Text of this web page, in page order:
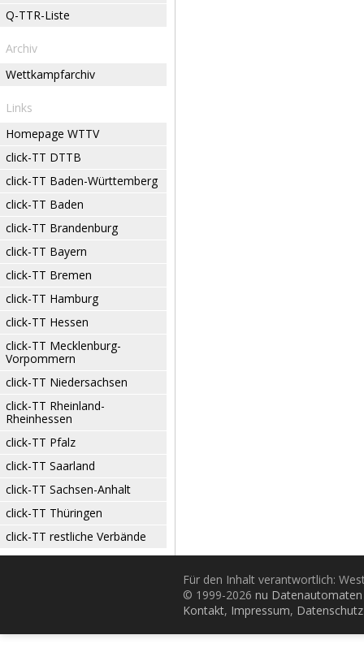
Q-TTR-Liste
Archiv
Wettkampfarchiv
Links
Homepage WTTV
click-TT DTTB
click-TT Baden-Württemberg
click-TT Baden
click-TT Brandenburg
click-TT Bayern
click-TT Bremen
click-TT Hamburg
click-TT Hessen
click-TT Mecklenburg-
Vorpommern
click-TT Niedersachsen
click-TT Rheinland-
Rheinhessen
click-TT Pfalz
click-TT Saarland
click-TT Sachsen-Anhalt
click-TT Thüringen
click-TT restliche Verbände
Für den Inhalt verantwortlich:
© 1999-2026 nu
Kontakt, Impressum, Datenschutz